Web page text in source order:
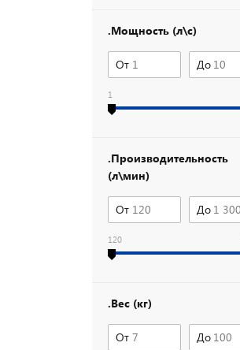
.Мощность (л\с)
От До
1
.Производительность
(л\мин)
От До
120
.Вес (кг)
От До